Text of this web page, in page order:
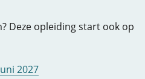
Deze opleiding start ook op
2027